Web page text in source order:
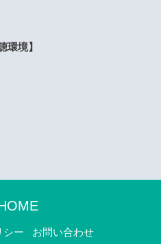
環境】
シー お問い合わせ